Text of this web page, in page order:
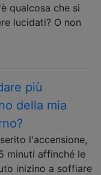
qualcosa che si
lucidati? O non
più
della mia
l'accensione,
minuti affinché le
inizino a soffiare